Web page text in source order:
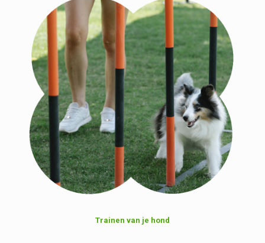
Trainen van je hond